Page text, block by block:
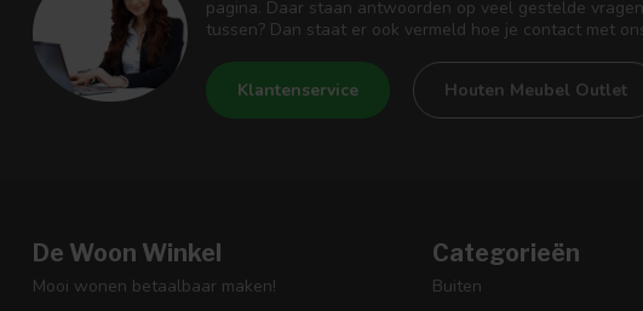
pagina. Daar staan antwoorden op veel gestelde
tussen? Dan staat er ook vermeld hoe je contact met
Klantenservice Houten Meubel Outlet
De Woon Winkel
Mooi wonen betaalbaar maken!
Categorieën
Buiten